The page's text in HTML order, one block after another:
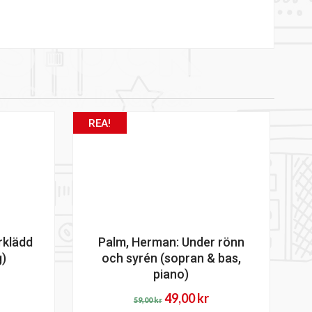
REA!
Palm, Herman: Under rönn
och syrén (sopran & bas,
piano)
59,00kr Det
49,00krDet